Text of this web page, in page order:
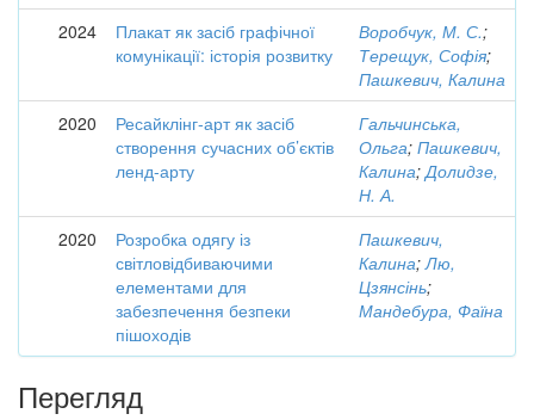
2024
Плакат як засіб графічної
комунікації: історія розвитку
Воробчук, М. С.;
Терещук, Софія;
Пашкевич, Калина
2020
Ресайклінг-арт як засіб
створення сучасних об’єктів
ленд-арту
Гальчинська,
Ольга; Пашкевич,
Калина;Долидзе,
Н. А.
2020
Розробка одягу із
світловідбиваючими
елементами для
забезпечення безпеки
пішоходів
Пашкевич,
Калина;Лю,
Цзянсінь;
Мандебура, Фаїна
Перегляд